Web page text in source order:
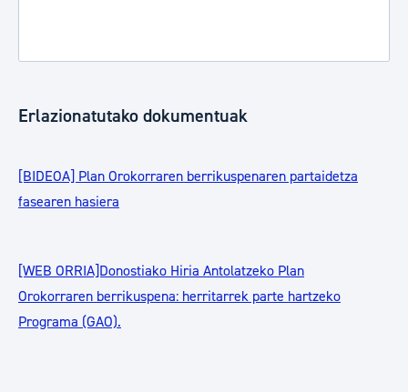
Erlazionatutako dokumentuak
[BIDEOA] Plan Orokorraren berrikuspenaren partaidetza
fasearen hasiera
[WEB ORRIA]Donostiako Hiria Antolatzeko Plan
Orokorraren berrikuspena: herritarrek parte hartzeko
Programa (GAO).